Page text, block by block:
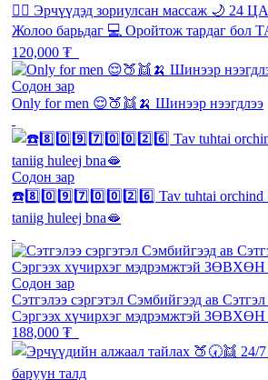
💆‍♂️ Эрчүүдэд зориулсан массаж 🌙
Жолоо барьдаг 💻 Оройтож тардаг бол
120,000 ₮
Содон зар
Only for men 😌🍑👯🍌 Шинээр нээгдлээ
Содон зар
☎️8️⃣0️⃣9️⃣7️⃣0️⃣0️⃣2️⃣6️⃣ Tav tuhtai orchind
taniig huleej bna🫦
Содон зар
Сэтгэлээ сэргэтэл Сэмбийгээд ав
Сэргээх хүчирхэг мэдрэмжтэй
188,000 ₮